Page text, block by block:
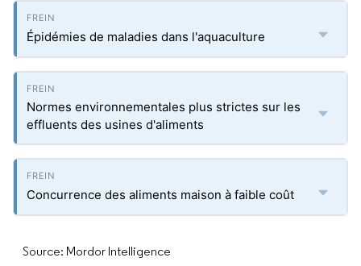
Épidémies de maladies dans l'aquaculture
Normes environnementales plus strictes sur les
effluents des usines d'aliments
Concurrence des aliments maison à faible coût
Source: Mordor Intelligence